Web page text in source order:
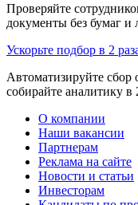
Проверяйте
документы без бумаг и
Ускорьте подбор в 2
Автоматизируйте сбор
собирайте аналитику в
О компании
Наши вакансии
Партнерам
Реклама на сайте
Новости и статьи
Инвесторам